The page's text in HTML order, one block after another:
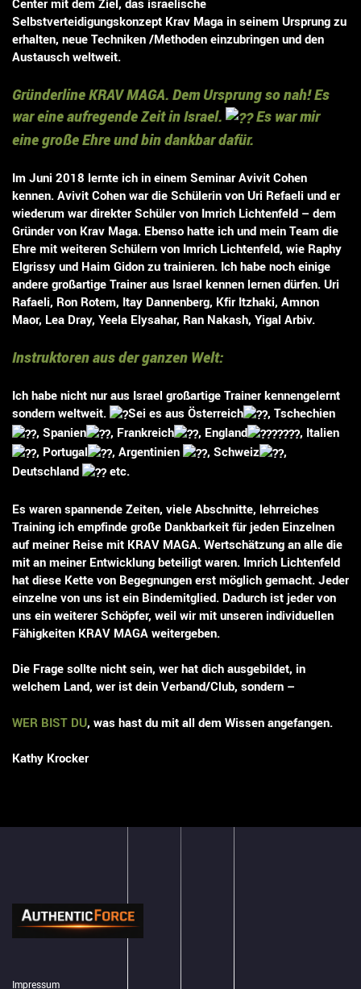
Center mit dem Ziel, das israelische
Selbstverteidigungskonzept Krav Maga in seinem Ursprung zu
erhalten, neue Techniken /Methoden einzubringen und den
Austausch weltweit.
Gründerline KRAV MAGA. Dem Ursprung so nah! Es
war eine aufregende Zeit in Israel.
Es war mir
eine große Ehre und bin dankbar dafür.
Im Juni 2018 lernte ich in einem Seminar Avivit Cohen
kennen. Avivit Cohen war die Schülerin von Uri Refaeli und er
wiederum war direkter Schüler von Imrich Lichtenfeld – dem
Gründer von Krav Maga. Ebenso hatte ich und mein Team die
Ehre mit weiteren Schülern von Imrich Lichtenfeld, wie Raphy
Elgrissy und Haim Gidon zu trainieren. Ich habe noch einige
andere großartige Trainer aus Israel kennen lernen dürfen. Uri
Rafaeli, Ron Rotem, Itay Dannenberg, Kfir Itzhaki, Amnon
Maor, Lea Dray, Yeela Elysahar, Ran Nakash, Yigal Arbiv.
Instruktoren aus der ganzen Welt:
Ich habe nicht nur aus Israel großartige Trainer kennengelernt
sondern weltweit.
Sei es aus Österreich
, Tschechien
, Spanien
, Frankreich , England
, Italien
, Portugal
, Argentinien , Schweiz
,
Deutschland
etc.
Es waren spannende Zeiten, viele Abschnitte, lehrreiches
Training ich empfinde große Dankbarkeit für jeden Einzelnen
auf meiner Reise mit KRAV MAGA. Wertschätzung an alle die
mit an meiner Entwicklung beteiligt waren. Imrich Lichtenfeld
hat diese Kette von Begegnungen erst möglich gemacht. Jeder
einzelne von uns ist ein Bindemitglied. Dadurch ist jeder von
uns ein weiterer Schöpfer, weil wir mit unseren individuellen
Fähigkeiten KRAV MAGA weitergeben.
Die Frage sollte nicht sein, wer hat dich ausgebildet, in
welchem Land, wer ist dein Verband/Club, sondern –
WER BIST DU, was hast du mit all dem Wissen angefangen.
Kathy Krocker
Impressum